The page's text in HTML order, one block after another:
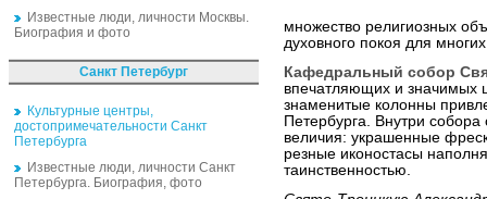
Известные люди, личности Москвы.
Биография и фото
Санкт Петербург
Культурные центры,
достопримечательности Санкт
Петербурга
Известные люди, личности Санкт
Петербурга. Биография, фото
множество религиозных
духовного покоя для
Кафедральный собор
впечатляющих и значимых
знаменитые колонны
Петербурга. Внутри
величия: украшенные
резные иконостасы
таинственностью.